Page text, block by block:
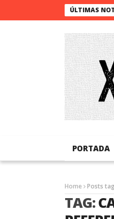
ÚLTIMAS
PORTADA
Home Posts
TAG: